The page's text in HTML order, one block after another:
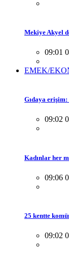
Mekiye Akyel
09:01
EMEK/
Gıdaya
09:02
Kadınlar her
09:06
25 kentte
09:02